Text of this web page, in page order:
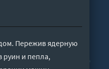
Пережив ядерную
руин и пепла,